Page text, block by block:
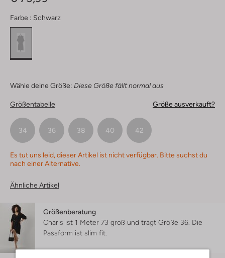
Farbe : Schwarz
Wähle deine Größe: Diese Größe fällt normal aus
Größentabelle Größe ausverkauft?
34 36 38 40 42
Es tut uns leid, dieser Artikel ist nicht verfügbar. Bitte suchst du
nach einer Alternative.
Ähnliche Artikel
Größenberatung
Charis ist 1 Meter 73 groß und trägt Größe 36. Die
Passform ist slim fit